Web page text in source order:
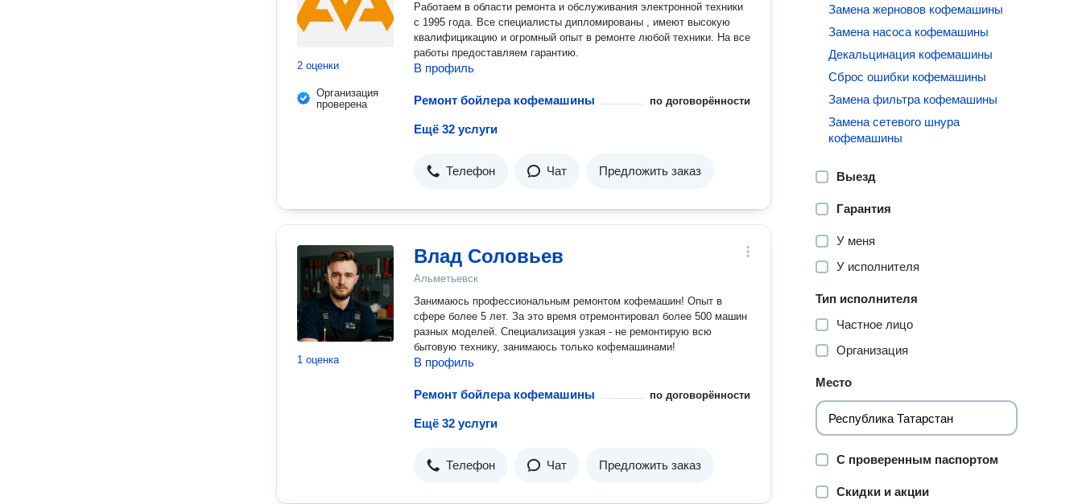
2 оценки
Организация
проверена
Работаем в области ремонта и обслуживания электронной техники
с 1995 года. Все специалисты дипломированы , имеют высокую
квалифицикацию и огромный опыт в ремонте любой техники. На все
работы предоставляем гарантию.
В профиль
Ремонт бойлера кофемашины по договорённости
Ещё 32 услуги
Телефон Чат Предложить заказ
1 оценка
Влад Соловьев
Альметьевск
Занимаюсь профессиональным ремонтом кофемашин! Опыт в
сфере более 5 лет. За это время отремонтировал более 500 машин
разных моделей. Специализация узкая - не ремонтирую всю
бытовую технику, занимаюсь только кофемашинами!
В профиль
Ремонт бойлера кофемашины по договорённости
Ещё 32 услуги
Телефон Чат Предложить заказ
Замена жерновов кофемашины
Замена насоса кофемашины
Декальцинация кофемашины
Сброс ошибки кофемашины
Замена фильтра кофемашины
Замена сетевого шнура
кофемашины
Выезд
Гарантия
У меня
У исполнителя
Тип исполнителя
Частное лицо
Организация
Место
С проверенным паспортом
Скидки и акции